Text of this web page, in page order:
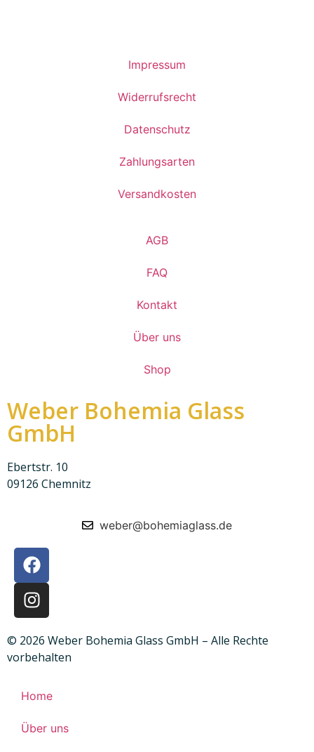
Impressum
Widerrufsrecht
Datenschutz
Zahlungsarten
Versandkosten
AGB
FAQ
Kontakt
Über uns
Shop
Weber Bohemia Glass
GmbH
Ebertstr. 10
09126 Chemnitz
weber@bohemiaglass.de
© 2026 Weber Bohemia Glass GmbH – Alle Rechte
vorbehalten
Home
Über uns